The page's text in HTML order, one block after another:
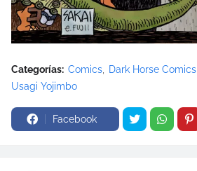
Categorías: Comics Dark Horse Comics
Usagi Yojimbo
Facebook